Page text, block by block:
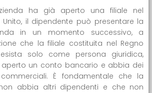
ha già aperto una filiale nel
Unito, il dipendente può presentare la
in un momento successivo, a
che la filiale costituita nel Regno
solo come persona giuridica,
un conto bancario e abbia dei
È fondamentale che la
abbia altri dipendenti e che non